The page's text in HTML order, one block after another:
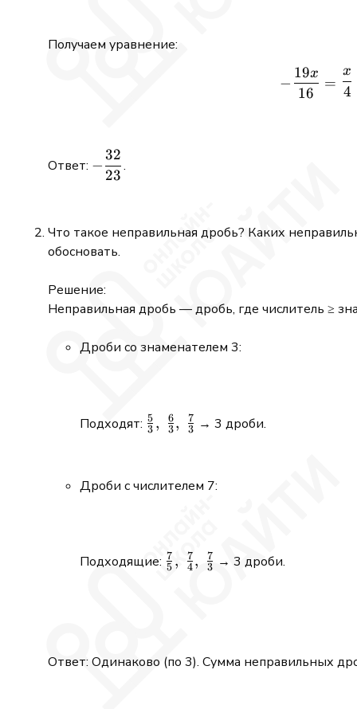
Получаем уравнение:
−
16
19x
= 4
x
Ответ:
\dfrac{32}
−
23
32
.
Что такое неправильная дробь? Каких
обосновать.
Решение:
Неправильная дробь — дробь, где числитель ≥
Дроби со знаменателем 3:
Подходят: \frac{5}
\frac{7}
3
5 , 3
6 , 3
7 → 3 дроби.
Дроби с числителем 7:
Подходящие: \frac{7}
{3}
5
7 , 4
7 , 3
7 → 3 дроби.
Ответ: Одинаково (по 3). Сумма неправильных